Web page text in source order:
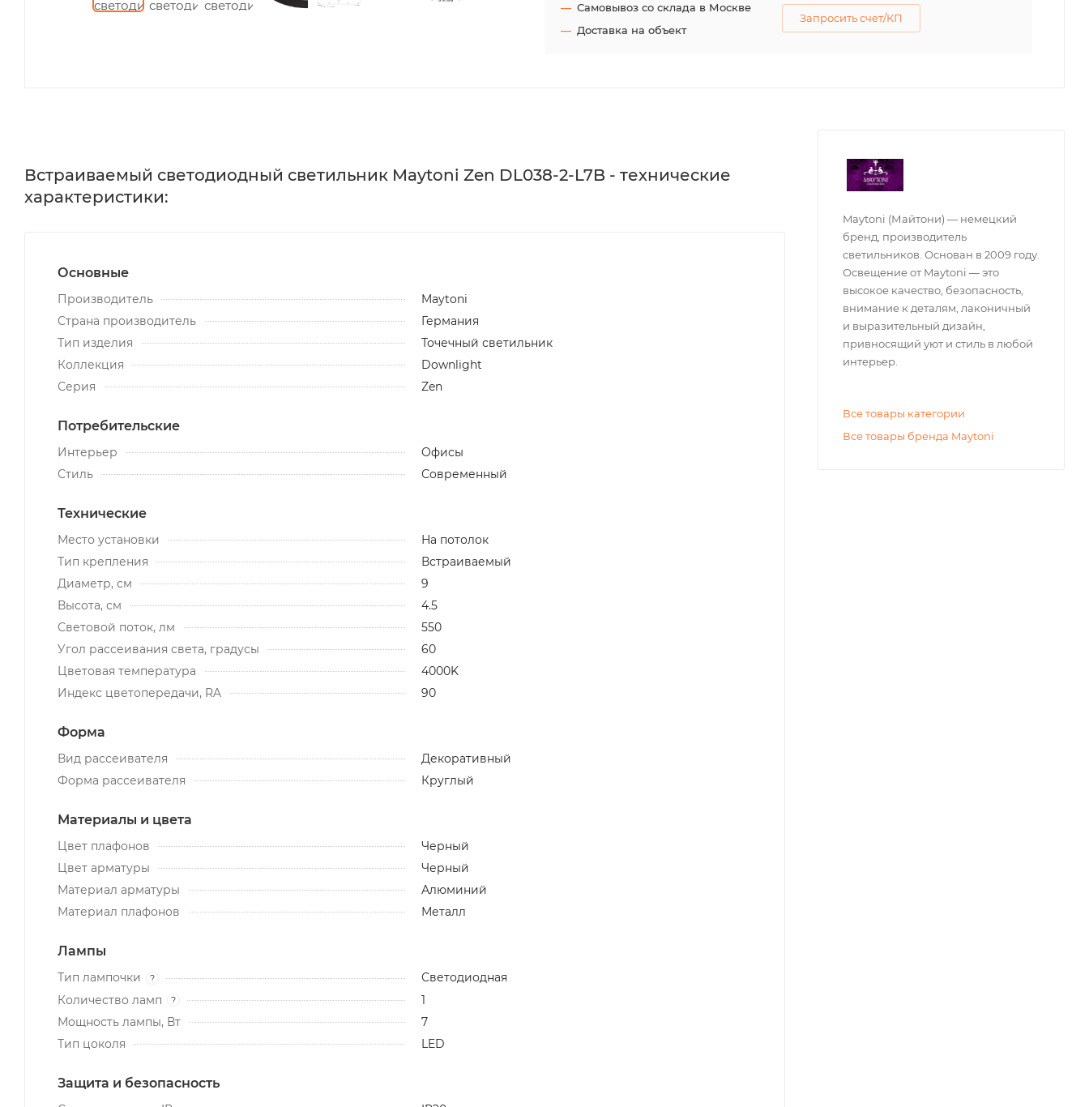
Самовывоз со склада в Москве
Доставка на объект
Запросить счет/КП
Встраиваемый светодиодный светильник Maytoni Zen DL038-2-L7B - технические
характеристики:
Основные
Производитель
Maytoni
Страна производитель
Германия
Тип изделия
Точечный светильник
Коллекция
Downlight
Серия
Zen
Потребительские
Интерьер
Офисы
Стиль
Современный
Технические
Место установки
На потолок
Тип крепления
Встраиваемый
Диаметр, см
9
Высота, см
4.5
Световой поток, лм
550
Угол рассеивания света, градусы
60
Цветовая температура
4000K
Индекс цветопередачи, RA
90
Форма
Вид рассеивателя
Декоративный
Форма рассеивателя
Круглый
Материалы и цвета
Цвет плафонов
Черный
Цвет арматуры
Черный
Материал арматуры
Алюминий
Материал плафонов
Металл
Лампы
Тип лампочки ?
Светодиодная
Количество ламп
?
1
Мощность лампы, Вт
7
Тип цоколя
LED
Защита и безопасность
Maytoni (Майтони) — немецкий
бренд, производитель
светильников. Основан в 2009 году.
Освещение от Maytoni — это
высокое качество, безопасность,
внимание к деталям, лаконичный
и выразительный дизайн,
привносящий уют и стиль в любой
интерьер.
Все товары категории
Все товары бренда Maytoni